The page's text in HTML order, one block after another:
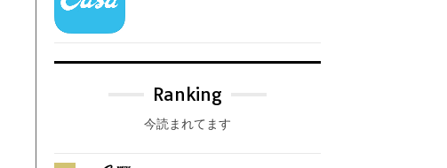
Ranking
今読まれてます